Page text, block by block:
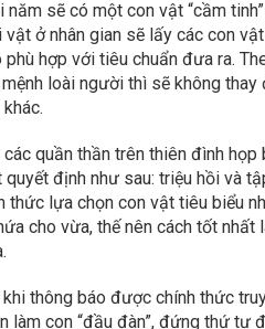
năm sẽ có một con vật “cầm
vật ở nhân gian sẽ lấy các con
hợp với tiêu chuẩn đưa ra.
loài người thì sẽ không
các quần thần trên thiên đình
định như sau: triệu hồi và
thức lựa chọn con vật tiêu biểu
cho vừa, thế nên cách tốt
khi thông báo được chính thức
làm con “đầu đàn”, đứng thứ tự